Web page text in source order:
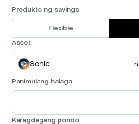
Produkto ng savings
Flexible
Asset
Sonic
Panimulang halaga
Karagdagang pondo